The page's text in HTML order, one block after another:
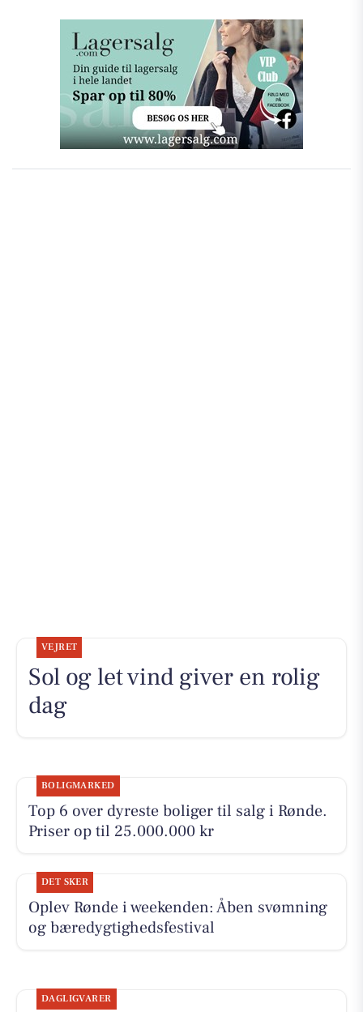
VEJRET
Sol og let vind giver en rolig
dag
BOLIGMARKED
Top 6 over dyreste boliger til salg i Rønde.
Priser op til 25.000.000 kr
DET SKER
Oplev Rønde i weekenden: Åben svømning
og bæredygtighedsfestival
DAGLIGVARER